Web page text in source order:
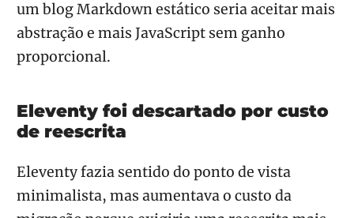
um blog Markdown estático seria aceitar mais
abstração e mais JavaScript sem ganho
proporcional.
Eleventy foi descartado por custo
de reescrita
Eleventy fazia sentido do ponto de vista
minimalista, mas aumentava o custo da